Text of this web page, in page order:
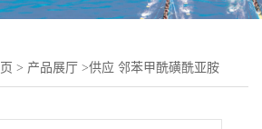
> 产品展厅 >供应 邻苯甲酰磺酰亚胺